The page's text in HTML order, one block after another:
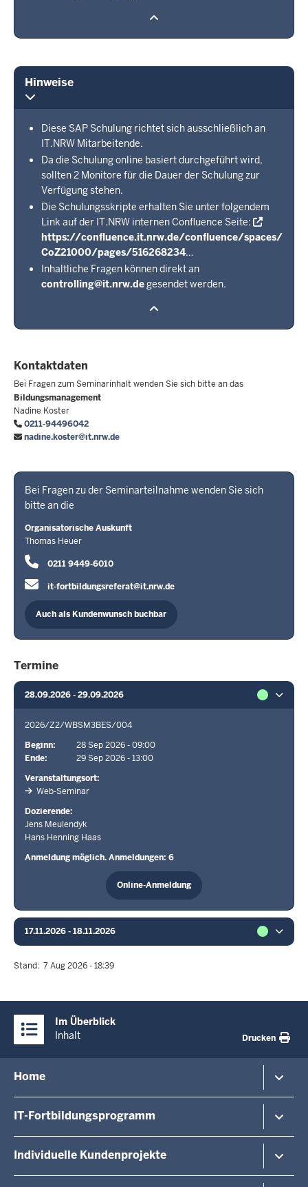
Hinweise
Diese SAP Schulung richtet sich ausschließlich an
IT.NRW Mitarbeitende.
Da die Schulung online basiert durchgeführt wird,
sollten 2 Monitore für die Dauer der Schulung zur
Verfügung stehen.
Die Schulungsskripte erhalten Sie unter folgendem
Link auf der IT.NRW internen Confluence Seite:
https://confluence.it.nrw.de/confluence/spaces/
CoZ21000/pages/516268234…
Inhaltliche Fragen können direkt an
controlling@it.nrw.degesendet werden.
Kontaktdaten
Bei Fragen zum Seminarinhalt wenden Sie sich bitte an das
Bildungsmanagement
Nadine Koster
0211-94496042
nadine.koster@it.nrw.de
Bei Fragen zu der Seminarteilnahme wenden Sie sich
bitte an die
Organisatorische Auskunft
Thomas Heuer
0211 9449-6010
it-fortbildungsreferat@it.nrw.de
Auch als Kundenwunsch buchbar
Termine
28.09.2026 - 29.09.2026
2026/Z2/WBSM3BES/004
Beginn
28 Sep 2026 - 09:00
Ende
29 Sep 2026 - 13:00
Veranstaltungsort
Web-Seminar
Dozierende
Jens Meulendyk
Hans Henning Haas
Anmeldung möglich. Anmeldungen: 6
Online-Anmeldung
17.11.2026 - 18.11.2026
Stand 7 Aug 2026 - 18:39
Inhalte
Im Überblick
Inhalt
Drucken
in
der
Fußzeile
Home
Veranstaltungsorte/-formate
Dozierende
Über uns
Kontakt
IT-Fortbildungsprogramm
Last Minute
Anmeldemöglichkeiten
Individuelle Kundenprojekte